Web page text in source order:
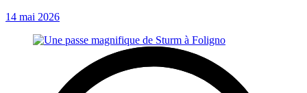
14 mai 2026